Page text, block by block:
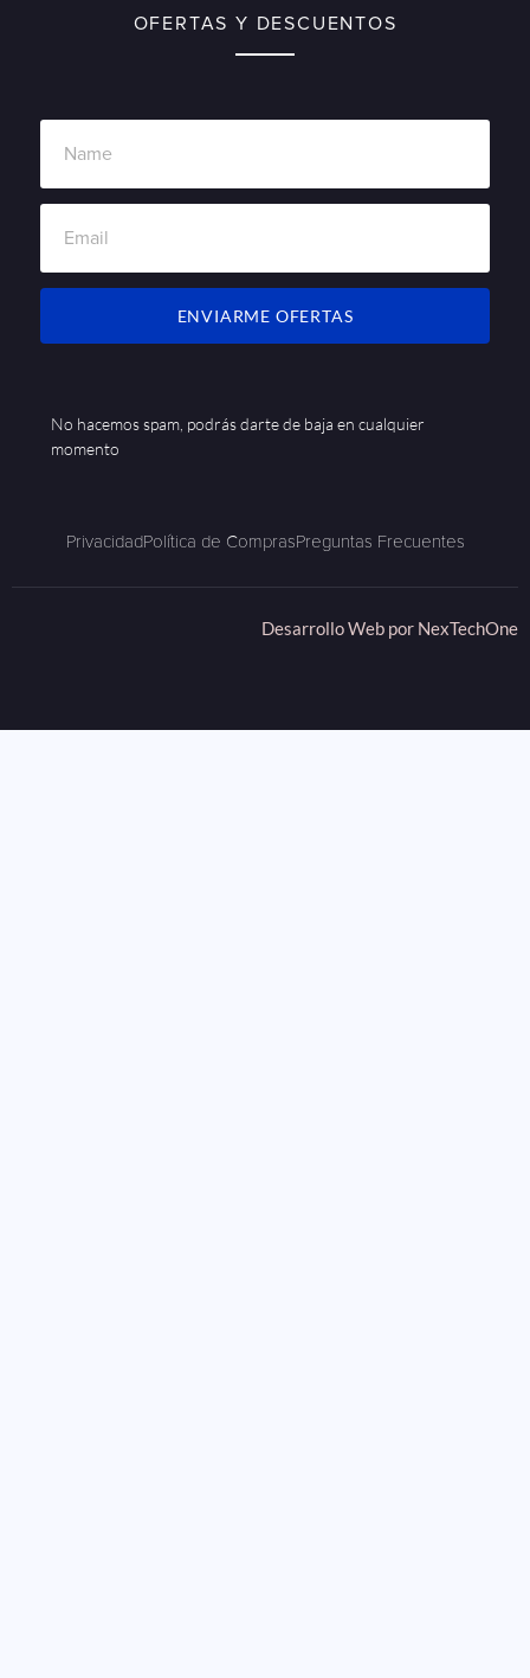
OFERTAS Y DESCUENTOS
ENVIARME OFERTAS
No hacemos spam, podrás darte de baja en cualquier
momento
PrivacidadPolítica de ComprasPreguntas Frecuentes
Desarrollo Web por NexTechOne